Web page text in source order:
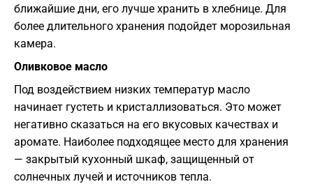
ближайшие дни, его лучше хранить в хлебнице. Для
более длительного хранения подойдет морозильная
камера.
Оливковое масло
Под воздействием низких температур масло
начинает густеть и кристаллизоваться. Это может
негативно сказаться на его вкусовых качествах и
аромате. Наиболее подходящее место для хранения
— закрытый кухонный шкаф, защищенный от
солнечных лучей и источников тепла.